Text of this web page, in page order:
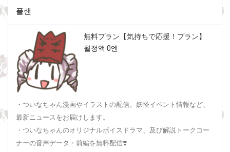
플랜
無料プラン【気持ちで応援！プラン】
월정액 0엔
・ついなちゃん漫画やイラストの配信。妖怪イベント情報など、
最新ニュースをお届けします。
・ついなちゃんのオリジナルボイスドラマ、及び解説トークコー
ナーの音声データ・前編を無料配信❣️